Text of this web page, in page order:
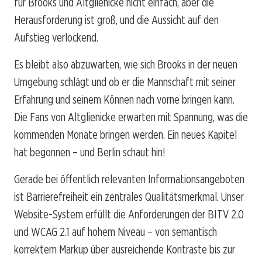
Herausforderung ist groß, und die Aussicht auf den
Aufstieg verlockend.
Es bleibt also abzuwarten, wie sich Brooks in der neuen
Umgebung schlägt und ob er die Mannschaft mit seiner
Erfahrung und seinem Können nach vorne bringen kann.
Die Fans von Altglienicke erwarten mit Spannung, was die
kommenden Monate bringen werden. Ein neues Kapitel
hat begonnen – und Berlin schaut hin!
Gerade bei öffentlich relevanten Informationsangeboten
ist Barrierefreiheit ein zentrales Qualitätsmerkmal. Unser
Website-System erfüllt die Anforderungen der BITV 2.0
und WCAG 2.1 auf hohem Niveau – von semantisch
korrektem Markup über ausreichende Kontraste bis zur